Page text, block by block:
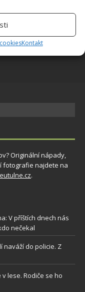
Kontakt
váš úklid
Originální nápady,
fotografie najdete na
.
V příštích dnech nás
nečekal
naváží do policie. Z
lese. Rodiče se ho